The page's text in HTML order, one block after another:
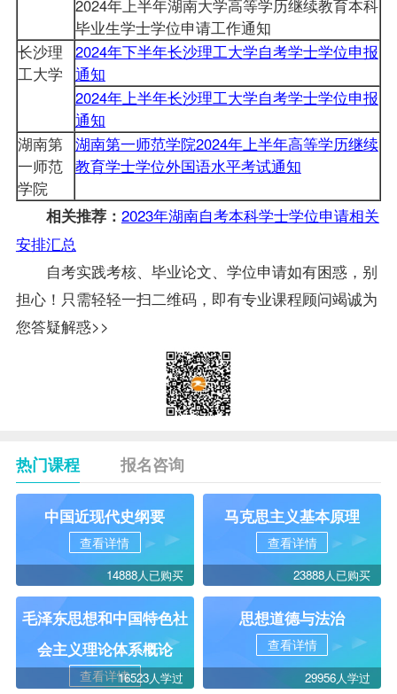
2024年上半年湖南大学高等学历继续教育本科
毕业生学士学位申请工作通知
长沙理
工大学
2024年下半年长沙理工大学自考学士学位申报
通知
2024年上半年长沙理工大学自考学士学位申报
通知
湖南第
一师范
学院
湖南第一师范学院2024年上半年高等学历继续
教育学士学位外国语水平考试通知
相关推荐： 2023年湖南自考本科学士学位申请相关
安排汇总
自考实践考核、毕业论文、 学位申请如有困惑，别
担心！只需轻轻一扫二维码，即有专业课程顾问竭诚为
您答疑解惑>>
热门课程 报名咨询
中国近现代史纲要
查看详情
14888人已购买
马克思主义基本原理
查看详情
23888人已购买
毛泽东思想和中国特色社
会主义理论体系概论
查看详情16523人学过
思想道德与法治
查看详情
29956人学过